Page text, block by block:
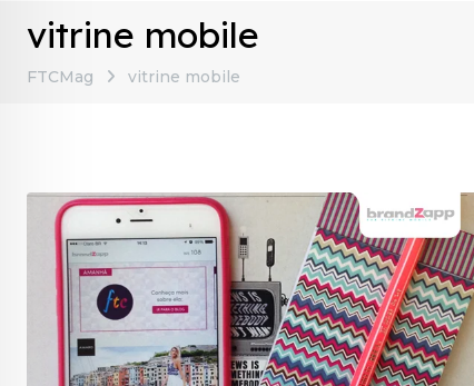
vitrine mobile
FTCMag vitrine mobile